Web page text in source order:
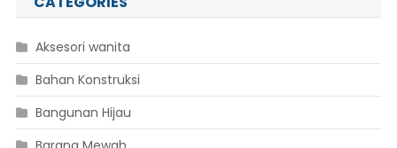
Aksesori wanita
Bahan Konstruksi
Bangunan Hijau